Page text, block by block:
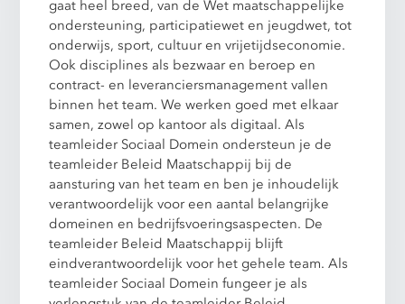
gaat heel breed, van de Wet maatschappelijke
ondersteuning, participatiewet en jeugdwet, tot
onderwijs, sport, cultuur en vrijetijdseconomie.
Ook disciplines als bezwaar en beroep en
contract- en leveranciersmanagement vallen
binnen het team. We werken goed met elkaar
samen, zowel op kantoor als digitaal. Als
teamleider Sociaal Domein ondersteun je de
teamleider Beleid Maatschappij bij de
aansturing van het team en ben je inhoudelijk
verantwoordelijk voor een aantal belangrijke
domeinen en bedrijfsvoeringsaspecten. De
teamleider Beleid Maatschappij blijft
eindverantwoordelijk voor het gehele team. Als
teamleider Sociaal Domein fungeer je als